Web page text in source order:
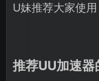
U妹推荐大家使用
推荐UU加速器